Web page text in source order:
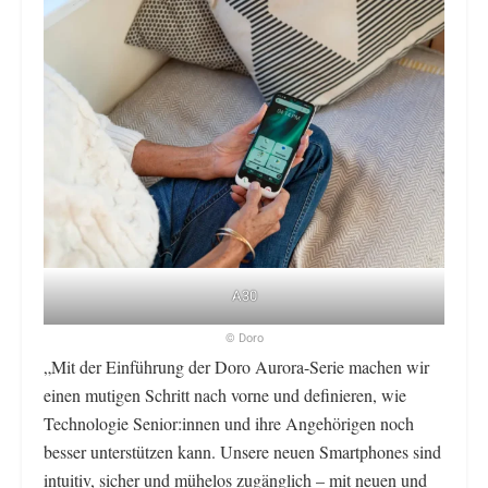
A30
© Doro
„Mit der Einführung der Doro Aurora-Serie machen wir
einen mutigen Schritt nach vorne und definieren, wie
Technologie Senior:innen und ihre Angehörigen noch
besser unterstützen kann. Unsere neuen Smartphones sind
intuitiv, sicher und mühelos zugänglich – mit neuen und